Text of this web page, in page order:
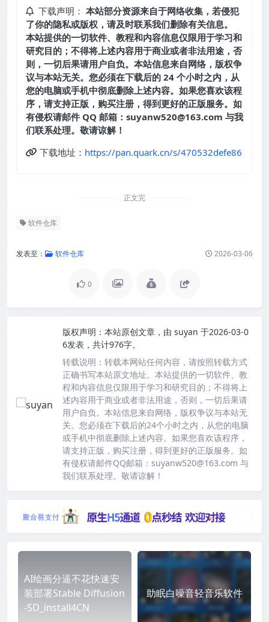
下载声明： 本站部分资源来自于网络收集，若侵犯
了你的隐私或版权，请及时联系我们删除有关信息。
本站提供的一切软件、教程和内容信息仅限用于学习和
研究目的；不得将上述内容用于商业或者非法用途，否
则，一切后果请用户自负。本站信息来自网络，版权争
议与本站无关。您必须在下载后的 24 个小时之内，从
您的电脑或手机中彻底删除上述内容。如果您喜欢该程
序，请支持正版，购买注册，得到更好的正版服务。如
有侵权请邮件 QQ 邮箱：suyanw520@163.com 与我
们联系处理。敬请谅解！
下载地址： https://pan.quark.cn/s/470532defe86
正文完
软件仓库
发表至： 软件仓库 2026-03-06
0
版权声明： 本站原创文章，由 suyan 于2026-03-0
6发表，共计976字。
转载说明： 转载本网站任何内容，请按照转载方式
正确书写本站原文地址。本站提供的一切软件、教
程和内容信息仅限用于学习和研究目的；不得将上
述内容用于商业或者非法用途，否则，一切后果请
用户自负。本站信息来自网络，版权争议与本站无
关。您必须在下载后的24个小时之内，从您的电脑
或手机中彻底删除上述内容。如果您喜欢该程序，
请支持正版，购买注册，得到更好的正版服务。如
有侵权请邮件QQ邮箱：suyanw520@163.com 与
我们联系处理。敬请谅解！
AI绘画分逼不花快速安
装部署Stable Diffusion
-SD_install4CN
助眠白噪音轻音乐软件